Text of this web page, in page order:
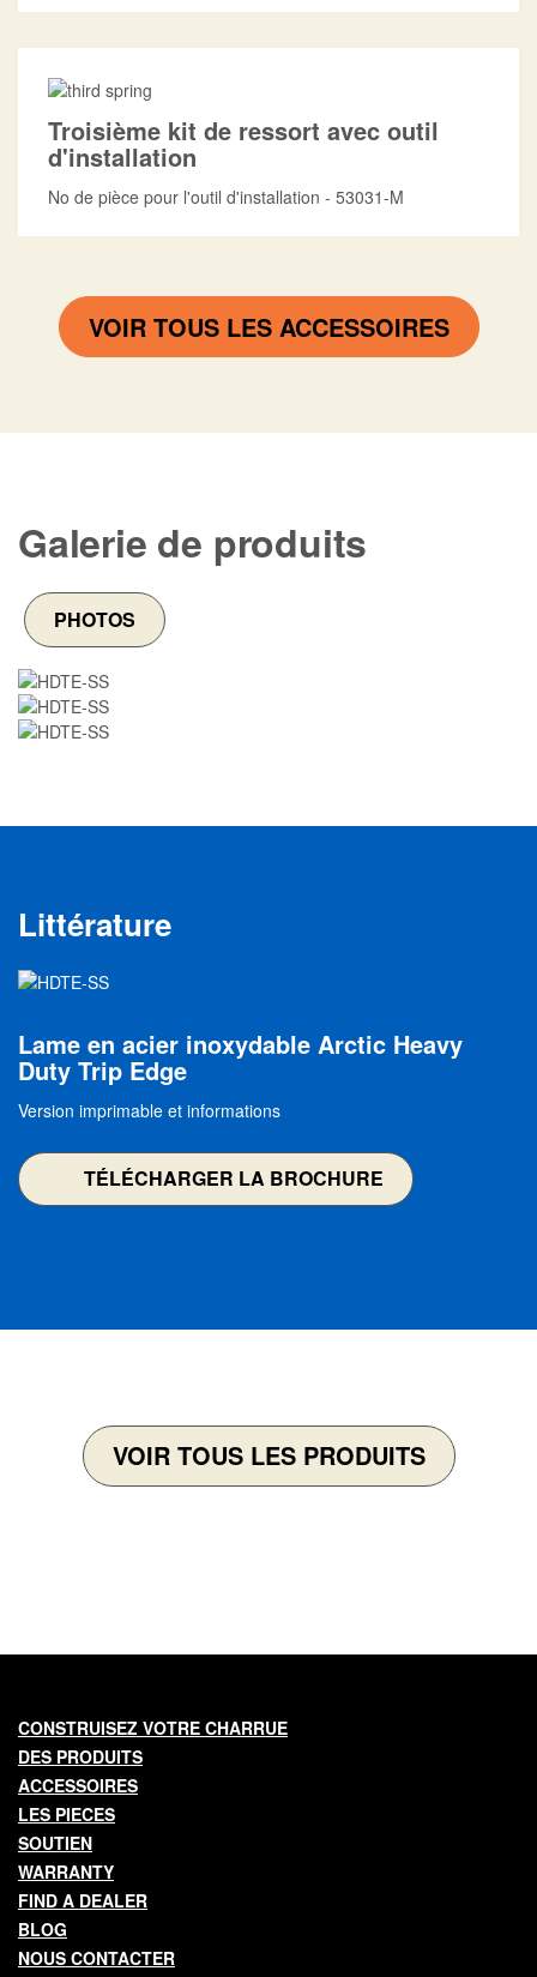
Troisième kit de ressort avec outil
d'installation
No de pièce pour l'outil d'installation - 53031-M
VOIR TOUS LES ACCESSOIRES
Galerie de produits
PHOTOS
Image
Image
Image
Littérature
Image
Lame en acier inoxydable Arctic Heavy
Duty Trip Edge
Version imprimable et informations
TÉLÉCHARGER LA BROCHURE
VOIR TOUS LES PRODUITS
Main
navigation
CONSTRUISEZ VOTRE CHARRUE
DES PRODUITS
ACCESSOIRES
LES PIECES
SOUTIEN
WARRANTY
FIND A DEALER
BLOG
NOUS CONTACTER